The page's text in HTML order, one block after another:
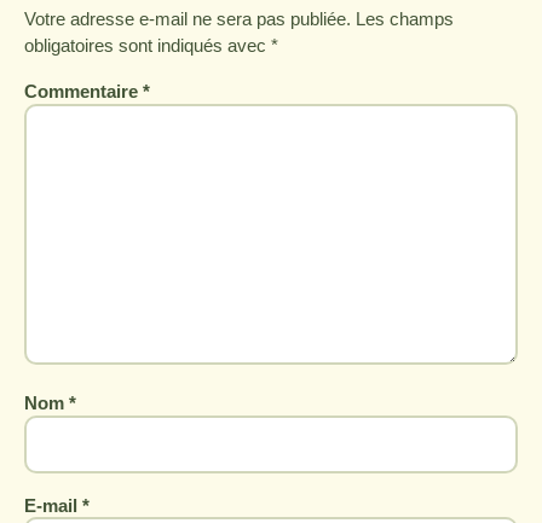
Votre adresse e-mail ne sera pas publiée. Les champs
obligatoires sont indiqués avec *
Commentaire *
Nom *
E-mail *